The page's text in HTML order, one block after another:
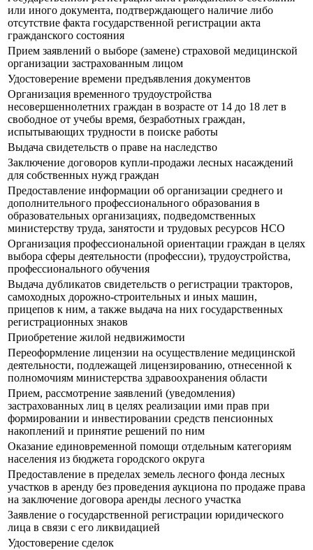
или иного документа, подтверждающего наличие либо
отсутствие факта государственной регистрации акта
гражданского состояния
Прием заявлений о выборе (замене) страховой медицинской
организации застрахованным лицом
Удостоверение времени предъявления документов
Организация временного трудоустройства
несовершеннолетних граждан в возрасте от 14 до 18 лет в
свободное от учебы время, безработных граждан,
испытывающих трудности в поиске работы
Выдача свидетельств о праве на наследство
Заключение договоров купли-продажи лесных насаждений
для собственных нужд граждан
Предоставление информации об организации среднего и
дополнительного профессионального образования в
образовательных организациях, подведомственных
министерству труда, занятости и трудовых ресурсов НСО
Организация профессиональной ориентации граждан в целях
выбора сферы деятельности (профессии), трудоустройства,
профессионального обучения
Выдача дубликатов свидетельств о регистрации тракторов,
самоходных дорожно-строительных и иных машин,
прицепов к ним, а также выдача на них государственных
регистрационных знаков
Приобретение жилой недвижимости
Переоформление лицензии на осуществление медицинской
деятельности, подлежащей лицензированию, отнесенной к
полномочиям министерства здравоохранения области
Прием, рассмотрение заявлений (уведомления)
застрахованных лиц в целях реализации ими прав при
формировании и инвестировании средств пенсионных
накоплений и принятие решений по ним
Оказание единовременной помощи отдельным категориям
населения из бюджета городского округа
Предоставление в пределах земель лесного фонда лесных
участков в аренду без проведения аукциона по продаже права
на заключение договора аренды лесного участка
Заявление о государственной регистрации юридического
лица в связи с его ликвидацией
Удостоверение сделок